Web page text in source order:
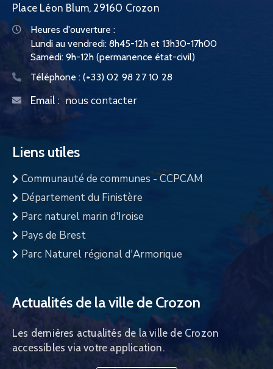
Place Léon Blum, 29160 Crozon
Heures d'ouverture :
Lundi au vendredi: 8h45-12h et 13h30-17h00
Samedi: 9h-12h (permanence état-civil)
Téléphone : (+33) 02 98 27 10 28
Email : nous contacter
Liens utiles
Communauté de communes - CCPCAM
Département du Finistère
Parc naturel marin d'Iroise
Pays de Brest
Parc Naturel régional d'Armorique
Actualités de la ville de Crozon
Les dernières actualités de la ville de Crozon
accessibles via votre application.